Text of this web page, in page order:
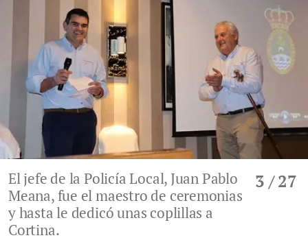
3 / 27
El jefe de la Policía Local, Juan Pablo
Meana, fue el maestro de ceremonias
y hasta le dedicó unas coplillas a
Cortina.